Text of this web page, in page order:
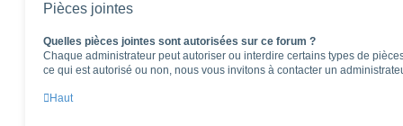
Pièces jointes
Quelles pièces jointes sont autorisées sur ce forum ?
Chaque administrateur peut autoriser ou interdire certains types de
ce qui est autorisé ou non, nous vous invitons à contacter un
Haut